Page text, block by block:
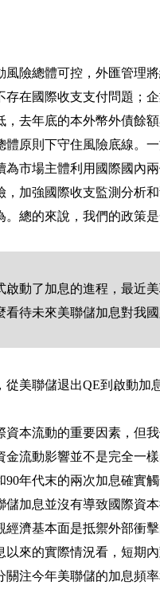
風險總體可控，外匯管理
在國際收支支付問題；
去年底的本外幣外債餘
原則下守住風險底線。
為市場主體利用國際國內
加強國際收支監測分析
總的來說，我們的政策
啟動了加息的進程，最近
待未來美聯儲加息對我
從美聯儲退出QE到啟動加
資本流動的重要因素，但
流動影響並不是完全一
90年代末的兩次加息確實
儲加息並沒有導致國際資
濟基本面是抵禦外部衝擊
以來的實際情況看，短期
關注今年美聯儲的加息頻